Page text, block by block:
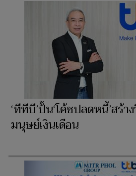
‘ทีทีบี’ปั้น‘โค้ชปลดหนี้’สร้า
มนุษย์เงินเดือน